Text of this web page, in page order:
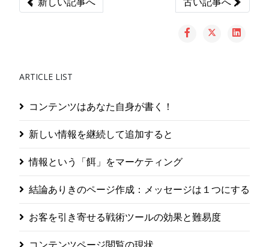
新しい記事へ 古い記事へ
ARTICLE LIST
コンテンツはあなた自身が書く！
新しい情報を継続して追加すると
情報という「餌」をマーケティング
結論ありきのページ作成：メッセージは１つにする
お客を引き寄せる戦術ツールの効果と難易度
コンテンツページ閲覧の現状